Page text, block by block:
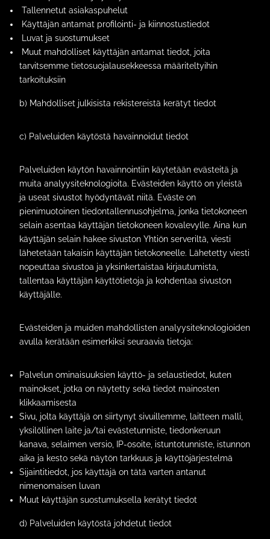
Tallennetut asiakaspuhelut
Käyttäjän antamat profilointi- ja kiinnostustiedot
Luvat ja suostumukset
Muut mahdolliset käyttäjän antamat tiedot, joita
tarvitsemme tietosuojalausekkeessa määriteltyihin
tarkoituksiin
b) Mahdolliset julkisista rekistereistä kerätyt tiedot
c) Palveluiden käytöstä havainnoidut tiedot
Palveluiden käytön havainnointiin käytetään evästeitä ja
muita analyysiteknologioita. Evästeiden käyttö on yleistä
ja useat sivustot hyödyntävät niitä. Eväste on
pienimuotoinen tiedontallennusohjelma, jonka tietokoneen
selain asentaa käyttäjän tietokoneen kovalevylle. Aina kun
käyttäjän selain hakee sivuston Yhtiön serveriltä, viesti
lähetetään takaisin käyttäjän tietokoneelle. Lähetetty viesti
nopeuttaa sivustoa ja yksinkertaistaa kirjautumista,
tallentaa käyttäjän käyttötietoja ja kohdentaa sivuston
käyttäjälle.
Evästeiden ja muiden mahdollisten analyysiteknologioiden
avulla kerätään esimerkiksi seuraavia tietoja:
Palvelun ominaisuuksien käyttö- ja selaustiedot, kuten
mainokset, jotka on näytetty sekä tiedot mainosten
klikkaamisesta
Sivu, jolta käyttäjä on siirtynyt sivuillemme, laitteen malli,
yksilöllinen laite ja/tai evästetunniste, tiedonkeruun
kanava, selaimen versio, IP-osoite, istuntotunniste, istunnon
aika ja kesto sekä näytön tarkkuus ja käyttöjärjestelmä
Sijaintitiedot, jos käyttäjä on tätä varten antanut
nimenomaisen luvan
Muut käyttäjän suostumuksella kerätyt tiedot
d) Palveluiden käytöstä johdetut tiedot